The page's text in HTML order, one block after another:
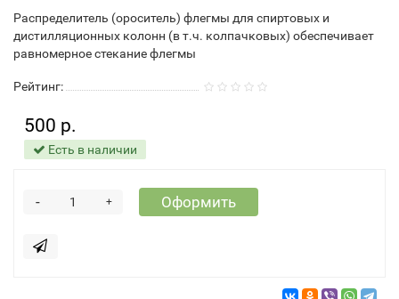
Распределитель (ороситель) флегмы для спиртовых и
дистилляционных колонн (в т.ч. колпачковых) обеспечивает
равномерное стекание флегмы
Рейтинг:
500 р.
Есть в наличии
+
- Оформить